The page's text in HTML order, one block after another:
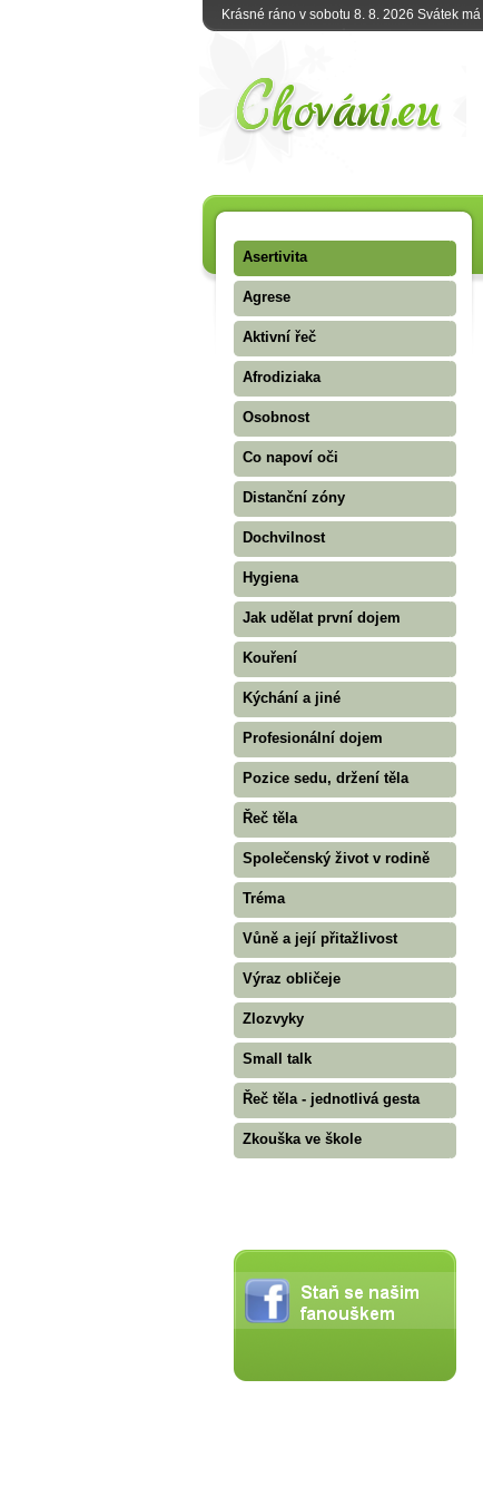
Krásné ráno v sobotu 8. 8. 2026 Svátek má
Asertivita
Agrese
Aktivní řeč
Afrodiziaka
Osobnost
Co napoví oči
Distanční zóny
Dochvilnost
Hygiena
Jak udělat první dojem
Kouření
Kýchání a jiné
Profesionální dojem
Pozice sedu, držení těla
Řeč těla
Společenský život v rodině
Tréma
Vůně a její přitažlivost
Výraz obličeje
Zlozvyky
Small talk
Řeč těla - jednotlivá gesta
Zkouška ve škole